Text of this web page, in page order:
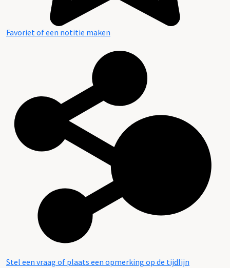
Favoriet of een notitie maken
Stel een vraag of plaats een opmerking op de tijdlijn